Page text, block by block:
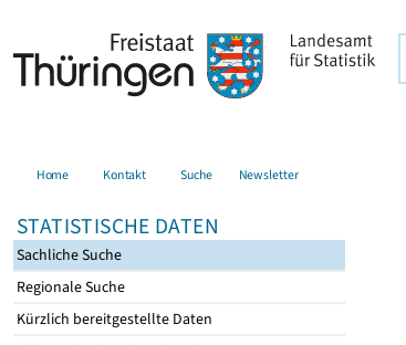
Home Kontakt Suche Newsletter
STATISTISCHE DATEN
Sachliche Suche
Regionale Suche
Kürzlich bereitgestellte Daten